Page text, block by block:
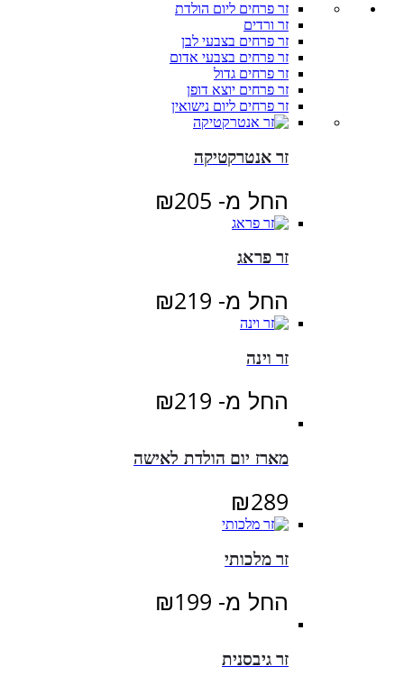
זר פרחים ליום הולדת
זר ורדים
זר פרחים בצבעי לבן
זר פרחים בצבעי אדום
זר פרחים גדול
זר פרחים יוצא דופן
זר פרחים ליום נישואין
זר אנטרקטיקה
החל מ- ₪205
זר פראג
החל מ- ₪219
זר וינה
החל מ- ₪219
מארז יום הולדת לאישה
₪289
זר מלכותי
החל מ- ₪199
זר גיבסנית